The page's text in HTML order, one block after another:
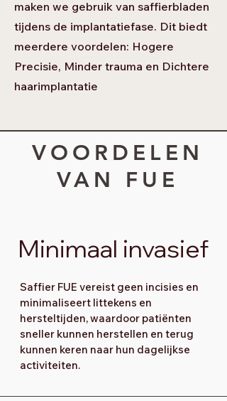
maken we gebruik van saffierbladen
tijdens de implantatiefase. Dit biedt
meerdere voordelen: Hogere
Precisie, Minder trauma en Dichtere
haarimplantatie
VOORDELEN
VAN FUE
Minimaal invasief
Saffier FUE vereist geen incisies en
minimaliseert littekens en
hersteltijden, waardoor patiënten
sneller kunnen herstellen en terug
kunnen keren naar hun dagelijkse
activiteiten.